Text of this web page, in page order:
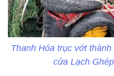
Thanh Hóa trục vớt
cửa Lạch